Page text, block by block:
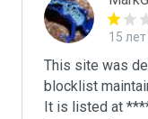
15
This site was
blocklist
It is listed at